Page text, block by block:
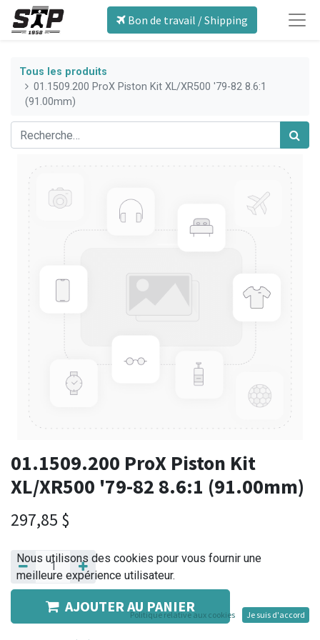
Bon de travail / Shipping
Tous les produits
01.1509.200 ProX Piston Kit XL/XR500 '79-82 8.6:1
(91.00mm)
01.1509.200 ProX Piston Kit
XL/XR500 '79-82 8.6:1 (91.00mm)
297,85 $
AJOUTER AU PANIER
Nous utilisons des cookies pour vous fournir une
meilleure expérience utilisateur.
Politique relative aux cookies Je suis d'accord